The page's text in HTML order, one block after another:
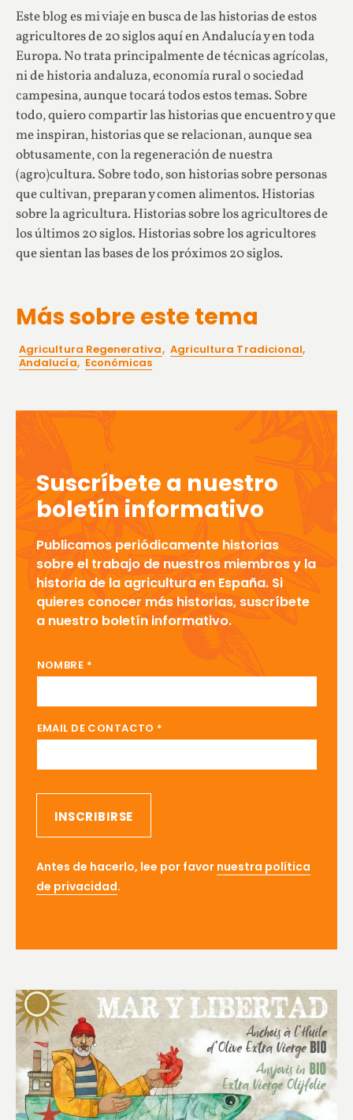
Este blog es mi viaje en busca de las historias de estos
agricultores de 20 siglos aquí en Andalucía y en toda
Europa. No trata principalmente de técnicas agrícolas,
ni de historia andaluza, economía rural o sociedad
campesina, aunque tocará todos estos temas. Sobre
todo, quiero compartir las historias que encuentro y que
me inspiran, historias que se relacionan, aunque sea
obtusamente, con la regeneración de nuestra
(agro)cultura. Sobre todo, son historias sobre personas
que cultivan, preparan y comen alimentos. Historias
sobre la agricultura. Historias sobre los agricultores de
los últimos 20 siglos. Historias sobre los agricultores
que sientan las bases de los próximos 20 siglos.
Más sobre este tema
Agricultura Regenerativa, Agricultura Tradicional,
Andalucía, Económicas
Suscríbete a nuestro
boletín informativo
Publicamos periódicamente historias
sobre el trabajo de nuestros miembros y la
historia de la agricultura en España. Si
quieres conocer más historias, suscríbete
a nuestro boletín informativo.
NOMBRE *
EMAIL DE CONTACTO *
INSCRIBIRSE
Antes de hacerlo, lee por favor nuestra política
de privacidad.